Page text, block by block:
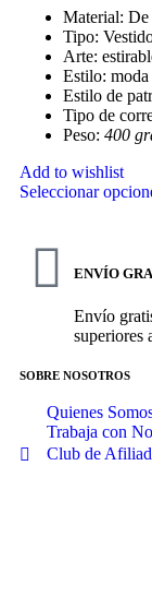
Material: De
Tipo:
Arte:
Estilo: moda
Estilo de
Tipo de
Peso: 400
Add to wishlist
Seleccionar
ENVÍO
Envío
superiores
SOBRE NOSOTROS
Quienes
Trabaja con
Club de